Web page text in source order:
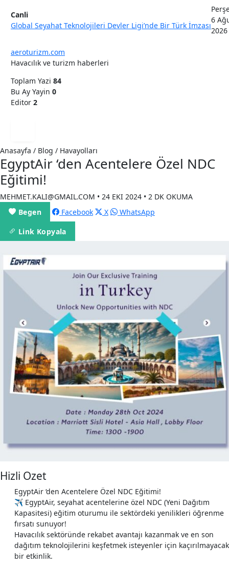
Canli
Global Seyahat Teknolojileri Devler Ligi’nde Bir Türk İmzası
6
2026
aeroturizm.com
Havacılık ve turizm haberleri
Toplam Yazi 84
Bu Ay Yayin 0
Editor 2
Anasayfa / Blog / Havayolları
EgyptAir ‘den Acentelere Özel NDC
Eğitimi!
MEHMET.KALI@GMAIL.COM • 24 EKI 2024 • 2 DK OKUMA
Begen
Facebook X
WhatsApp
Link Kopyala
Hizli Ozet
EgyptAir ‘den Acentelere Özel NDC Eğitimi!
✈️ EgyptAir, seyahat acentelerine özel NDC (Yeni Dağıtım
Kapasitesi) eğitim oturumu ile sektördeki yenilikleri öğrenme
fırsatı sunuyor!
Havacılık sektöründe rekabet avantajı kazanmak ve en son
dağıtım teknolojilerini keşfetmek isteyenler için kaçırılmayacak
bir etkinlik.